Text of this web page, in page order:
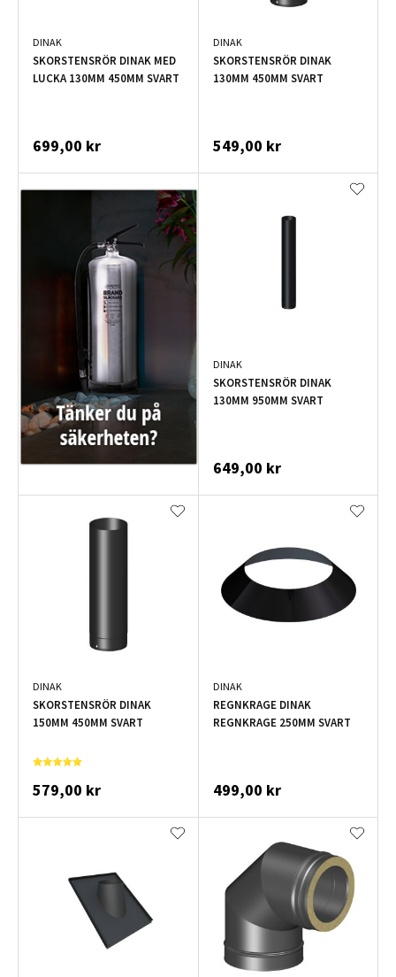
DINAK
SKORSTENSRÖR DINAK MED
LUCKA 130MM 450MM SVART
699,00 kr
DINAK
SKORSTENSRÖR DINAK
130MM 450MM SVART
549,00 kr
DINAK
SKORSTENSRÖR DINAK
130MM 950MM SVART
649,00 kr
DINAK
SKORSTENSRÖR DINAK
150MM 450MM SVART
579,00 kr
DINAK
REGNKRAGE DINAK
REGNKRAGE 250MM SVART
499,00 kr